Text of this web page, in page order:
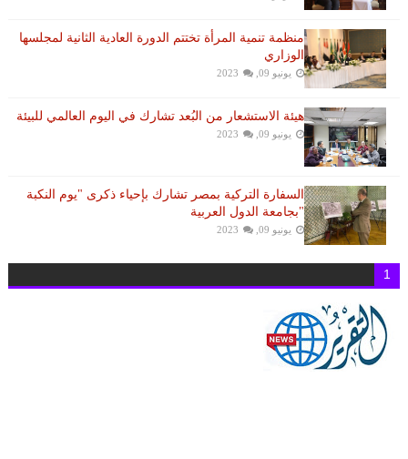
منظمة تنمية المرأة تختتم الدورة العادية الثانية لمجلسها
الوزاري
يونيو 09, 2023
هيئة الاستشعار من البُعد تشارك في اليوم العالمي للبيئة
يونيو 09, 2023
السفارة التركية بمصر تشارك بإحياء ذكرى "يوم النكبة
"بجامعة الدول العربية
يونيو 09, 2023
1